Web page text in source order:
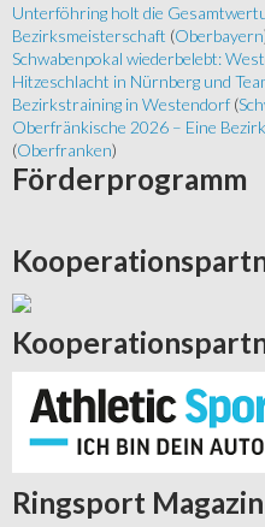
Unterföhring holt die
Bezirksmeisterschaft (Oberbayern
Schwabenpokal wiederbelebt:
Hitzeschlacht in Nürnberg und
Bezirkstraining in Westendorf (
Oberfränkische 2026 – Eine
(Oberfranken)
Förderprogramm
Ringsport Magazin